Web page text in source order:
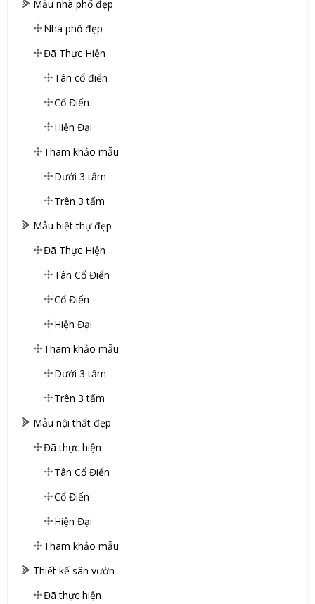
Mẫu nhà phố đẹp
Nhà phố đẹp
Đã Thực Hiện
Tân cổ điển
Cổ Điển
Hiện Đại
Tham khảo mẫu
Dưới 3 tấm
Trên 3 tấm
Mẫu biệt thự đẹp
Đã Thực Hiện
Tân Cổ Điển
Cổ Điển
Hiện Đại
Tham khảo mẫu
Dưới 3 tấm
Trên 3 tấm
Mẫu nội thất đẹp
Đã thực hiện
Tân Cổ Điển
Cổ Điển
Hiện Đại
Tham khảo mẫu
Thiết kế sân vườn
Đã thực hiện